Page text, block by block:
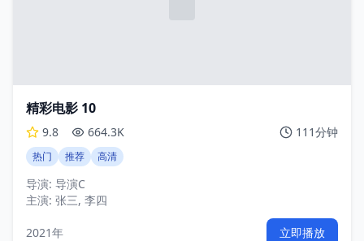
精彩电影 10
9.8 664.3K 111分钟
热门 推荐 高清
导演: 导演C
主演: 张三, 李四
2021年 立即播放